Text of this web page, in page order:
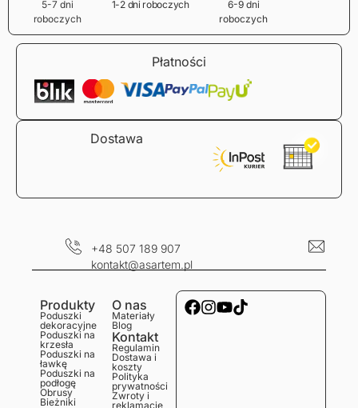
Płatności
Dostawa
kontakt@asartem.pl
dekoracyjne
Poduszki na
krzesła
Poduszki na
ławkę
Poduszki na
podłogę
Obrusy
Bieżniki
Podkładki
Serwetki
Blog
Kontakt
Regulamin
Dostawa i
koszty
Polityka
prywatności
Zwroty i
reklamacje